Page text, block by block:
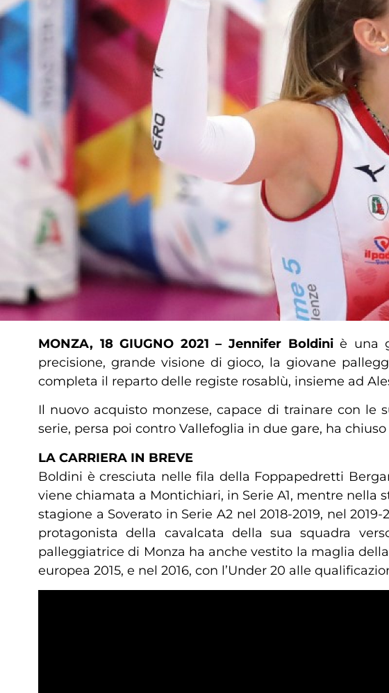
MONZA, 18 GIUGNO 2021 – Jennifer Boldiniè una
precisione, grande visione di gioco, la giovane
completa il reparto delle registe rosablù, insieme ad
Il nuovo acquisto monzese, capace di trainare con
serie, persa poi contro Vallefoglia in due gare, ha
LA CARRIERA IN BREVE
Boldini è cresciuta nelle fila della Foppapedretti
viene chiamata a Montichiari, in Serie A1, mentre nella
stagione a Soverato in Serie A2 nel 2018-2019, nel
protagonista della cavalcata della sua squadra
palleggiatrice di Monza ha anche vestito la maglia
europea 2015, e nel 2016, con l’Under 20 alle